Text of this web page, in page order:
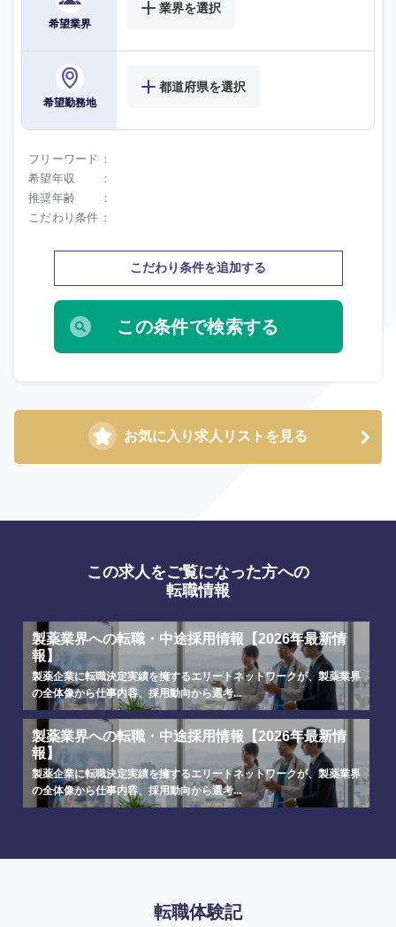
希望業界
業界を選択
希望勤務地
都道府県を選択
フリーワード
希望年収
推奨年齢
こだわり条件
こだわり条件を追加する
お気に入り求人リストを見る
九州・沖縄
福岡県
鹿児島県
海外
この求人をご覧になった方への
転職情報
製薬業界への転職・中途採用情報【2026年最新情
報】
製薬企業に転職決定実績を擁するエリートネットワークが、製薬業界
の全体像から仕事内容、採用動向から選考...
製薬業界への転職・中途採用情報【2026年最新情
報】
製薬企業に転職決定実績を擁するエリートネットワークが、製薬業界
の全体像から仕事内容、採用動向から選考...
転職体験記